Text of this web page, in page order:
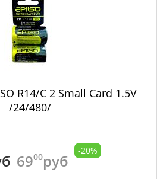
R14/C 2 Small Card 1.5V
/24/480/
6900руб
-20%